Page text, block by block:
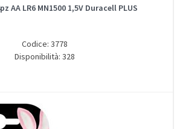
AA LR6 MN1500 1,5V Duracell PLUS
Codice: 3778
Disponibilità: 328